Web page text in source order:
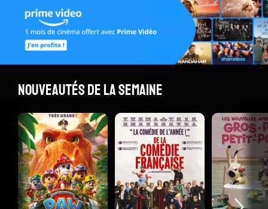
Nouveautés de la semaine